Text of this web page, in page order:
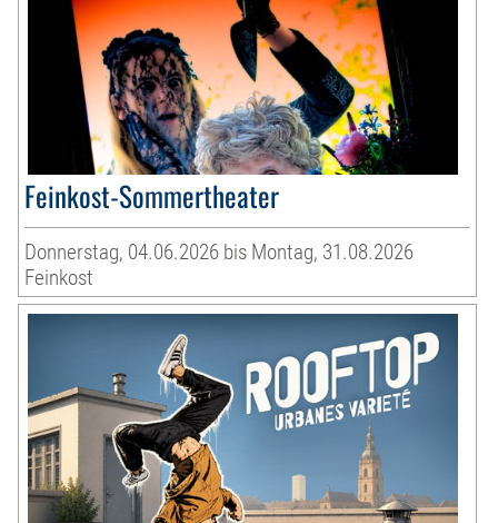
Feinkost-Sommertheater
Donnerstag, 04.06.2026 bis Montag, 31.08.2026
Feinkost